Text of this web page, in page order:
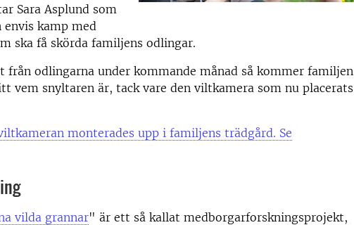
Sara Asplund som
envis kamp med
ska få skörda familjens odlingar.
från odlingarna under kommande månad så kommer familjen
vem snyltaren är, tack vare den viltkamera som nu placerats
monterades upp i familjens trädgård. Se
vilda grannar" är ett så kallat medborgarforskningsprojekt,